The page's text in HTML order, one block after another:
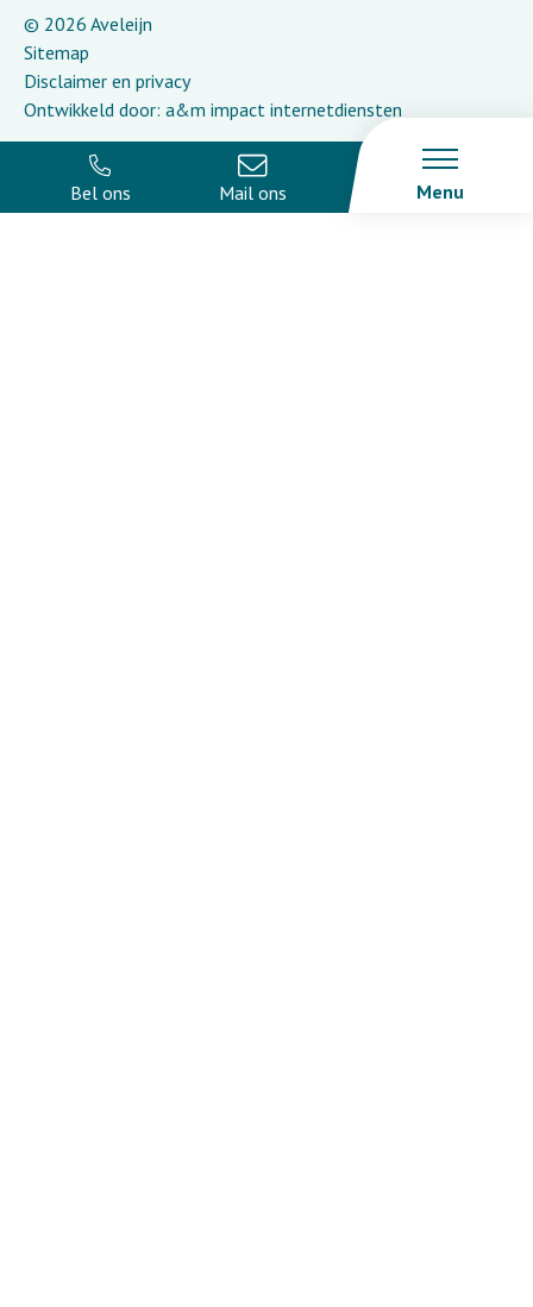
© 2026 Aveleijn
Sitemap
Disclaimer en privacy
Ontwikkeld door: a&m impact internetdiensten
Bel ons Mail ons Menu